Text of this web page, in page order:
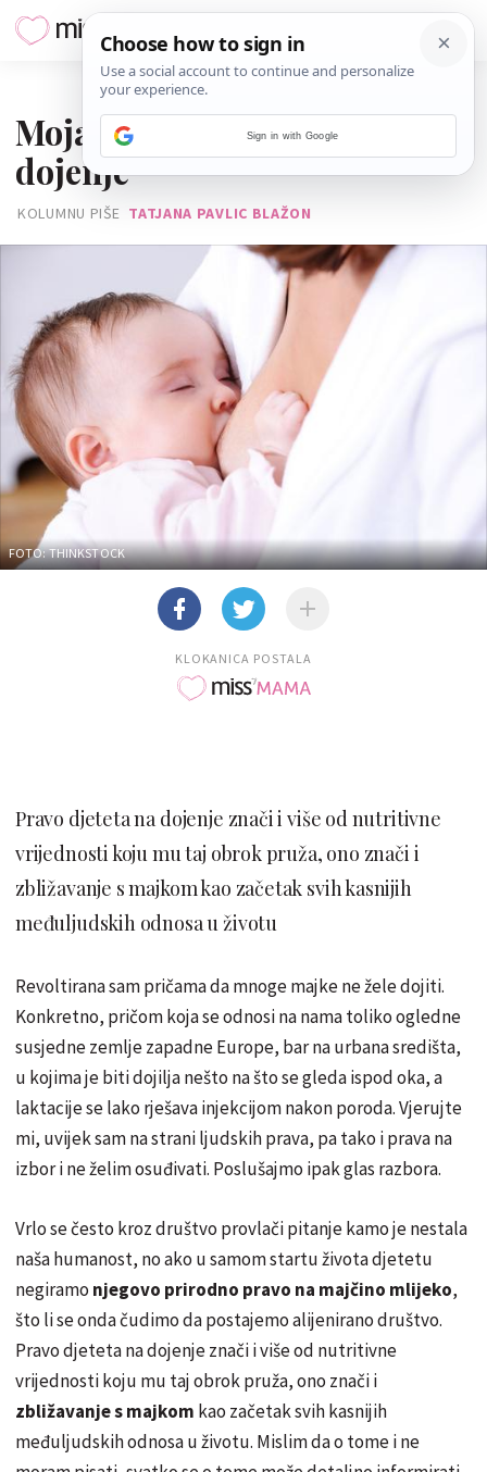
Moja tri najvažnija razloga za
dojenje
KOLUMNU PIŠE TATJANA PAVLIC BLAŽON
FOTO: THINKSTOCK
KLOKANICA POSTALA
Pravo djeteta na dojenje znači i više od nutritivne
vrijednosti koju mu taj obrok pruža, ono znači i
zbližavanje s majkom kao začetak svih kasnijih
međuljudskih odnosa u životu
Revoltirana sam pričama da mnoge majke ne žele dojiti.
Konkretno, pričom koja se odnosi na nama toliko ogledne
susjedne zemlje zapadne Europe, bar na urbana središta,
u kojima je biti dojilja nešto na što se gleda ispod oka, a
laktacije se lako rješava injekcijom nakon poroda. Vjerujte
mi, uvijek sam na strani ljudskih prava, pa tako i prava na
izbor i ne želim osuđivati. Poslušajmo ipak glas razbora.
Vrlo se često kroz društvo provlači pitanje kamo je nestala
naša humanost, no ako u samom startu života djetetu
negiramo njegovo prirodno pravo na majčino mlijeko,
što li se onda čudimo da postajemo alijenirano društvo.
Pravo djeteta na dojenje znači i više od nutritivne
vrijednosti koju mu taj obrok pruža, ono znači i
zbližavanje s majkom kao začetak svih kasnijih
međuljudskih odnosa u životu. Mislim da o tome i ne
Sign in with Google